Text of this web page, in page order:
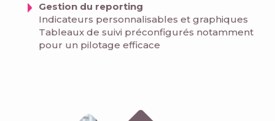
Gestion du reporting
Indicateurs personnalisables et graphiques
Tableaux de suivi préconfigurés notamment
pour un pilotage efficace